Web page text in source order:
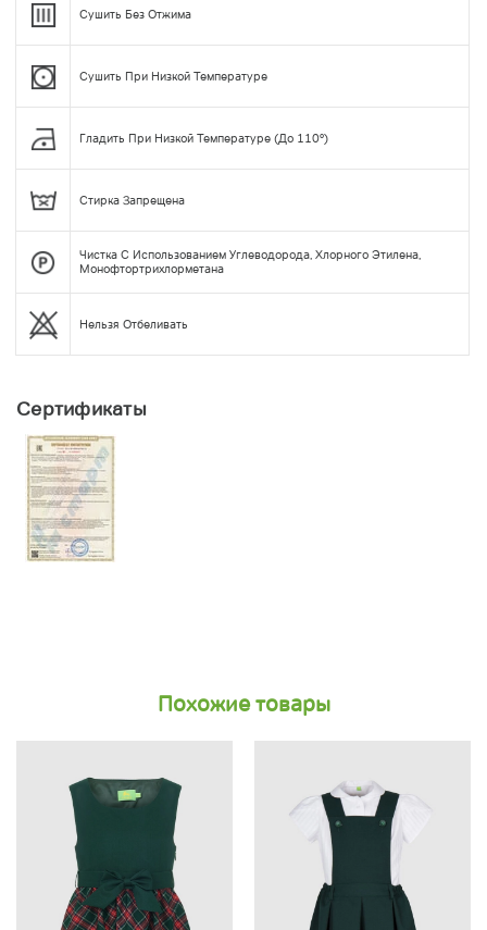
Сушить Без Отжима
Сушить При Низкой Температуре
Гладить При Низкой Температуре (до 110°)
Стирка Запрещена
Чистка С Использованием Углеводорода, Хлорного Этилена,
Монофтортрихлорметана
Нельзя Отбеливать
Сертификаты
Похожие товары